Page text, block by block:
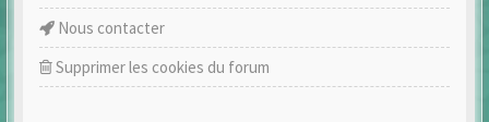
Nous contacter
Supprimer les cookies du forum